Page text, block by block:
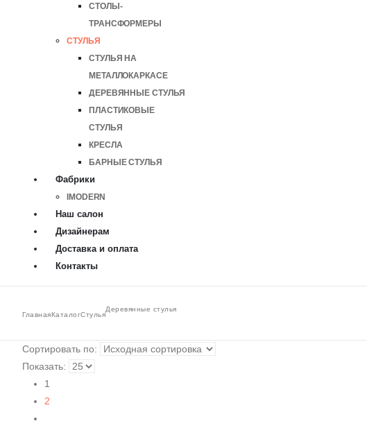
СТОЛЫ-
ТРАНСФОРМЕРЫ
СТУЛЬЯ
СТУЛЬЯ НА
МЕТАЛЛОКАРКАСЕ
ДЕРЕВЯННЫЕ СТУЛЬЯ
ПЛАСТИКОВЫЕ
СТУЛЬЯ
КРЕСЛА
БАРНЫЕ СТУЛЬЯ
Фабрики
IMODERN
Наш салон
Дизайнерам
Доставка и оплата
Контакты
ГлавнаяКаталогСтулья
Деревянные стулья
Сортировать по:
Показать:
1
2